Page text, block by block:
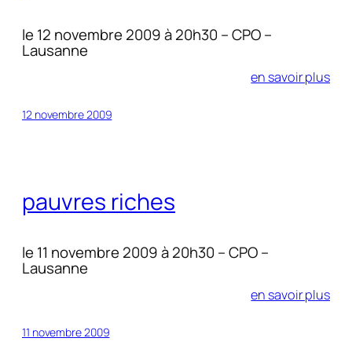
le 12 novembre 2009 à 20h30 – CPO –
Lausanne
en savoir plus
12 novembre 2009
pauvres riches
le 11 novembre 2009 à 20h30 – CPO –
Lausanne
en savoir plus
11 novembre 2009